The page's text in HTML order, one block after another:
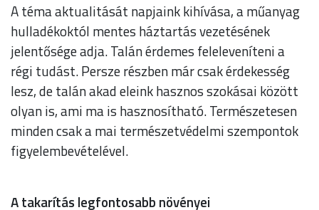
A téma aktualitását napjaink kihívása, a műanyag
hulladékoktól mentes háztartás vezetésének
jelentősége adja. Talán érdemes feleleveníteni a
régi tudást. Persze részben már csak érdekesség
lesz, de talán akad eleink hasznos szokásai között
olyan is, ami ma is hasznosítható. Természetesen
minden csak a mai természetvédelmi szempontok
figyelembevételével.
A takarítás legfontosabb növényei